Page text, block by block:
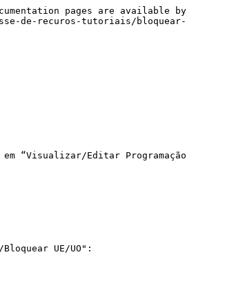
pages are available by
de-recuros-tutoriais/bloquear-
“Visualizar/Editar Programação
UE/UO":